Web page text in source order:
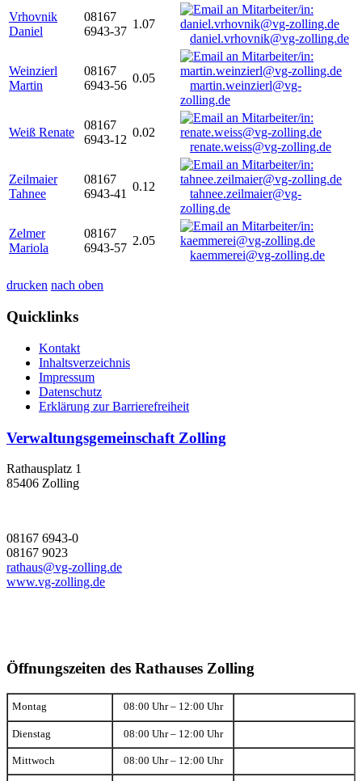
Vrhovnik
Daniel
08167
6943-37
1.07
daniel.vrhovnik@vg-zolling.de
Weinzierl
Martin
08167
6943-56
0.05
martin.weinzierl@vg-
zolling.de
Weiß Renate
08167
6943-12
0.02
renate.weiss@vg-zolling.de
Zeilmaier
Tahnee
08167
6943-41
0.12
tahnee.zeilmaier@vg-
zolling.de
Zelmer
Mariola
08167
6943-57
2.05
kaemmerei@vg-zolling.de
drucken nach oben
Quicklinks
Kontakt
Inhaltsverzeichnis
Impressum
Datenschutz
Erklärung zur Barrierefreiheit
Verwaltungsgemeinschaft Zolling
Rathausplatz 1
85406 Zolling
08167 6943-0
08167 9023
rathaus@vg-zolling.de
www.vg-zolling.de
Öffnungszeiten des Rathauses Zolling
Montag 08:00 Uhr – 12:00 Uhr
Dienstag 08:00 Uhr – 12:00 Uhr
Mittwoch 08:00 Uhr – 12:00 Uhr